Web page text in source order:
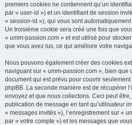
premiers cookies ne contiennent qu’un
par « user-id ») et un identifiant de session
« session-id »), qui vous sont
Un troisième cookie sera créé une fois que
« umm-passion.com » et est utilisé pour
que vous avez lus, ce qui améliore votre
Nous pouvons également créer des cookies
naviguant sur « umm-passion.com », bien que
document qui est prévu pour couvrir
phpBB. La seconde manière est de récupérer
envoyez et que nous collectons. Ceci peut être,
publication de message en tant qu’utilisateur
« messages invités »), l’enregistrement sur «
par « votre compte ») et les messages que